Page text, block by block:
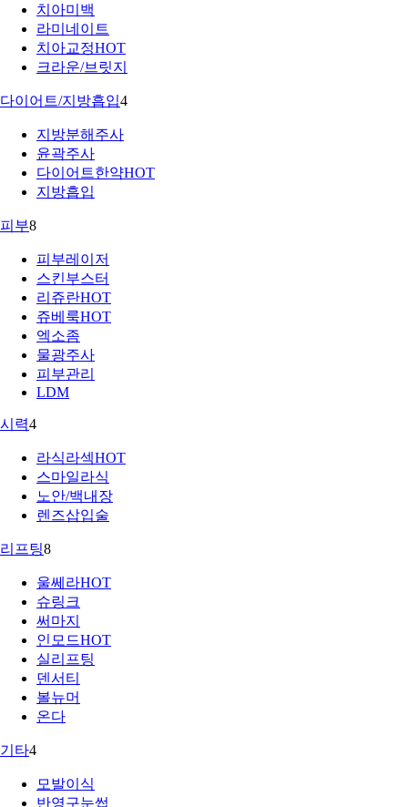
치아미백
라미네이트
치아교정HOT
크라운/브릿지
다이어트/지방흡입4
지방분해주사
윤곽주사
다이어트한약HOT
지방흡입
피부8
피부레이저
스킨부스터
리쥬란HOT
쥬베룩HOT
엑소좀
물광주사
피부관리
LDM
시력4
라식라섹HOT
스마일라식
노안/백내장
렌즈삽입술
리프팅8
울쎄라HOT
슈링크
써마지
인모드HOT
실리프팅
덴서티
볼뉴머
온다
기타4
모발이식
반영구눈썹